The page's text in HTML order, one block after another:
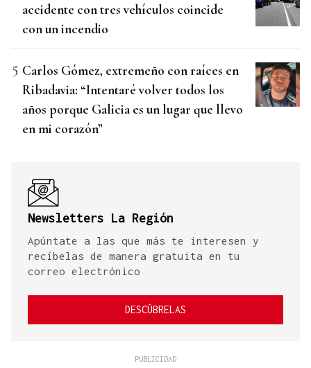
accidente con tres vehículos coincide
con un incendio
Carlos Gómez, extremeño con raíces en
Ribadavia: “Intentaré volver todos los
años porque Galicia es un lugar que llevo
en mi corazón”
Newsletters La Región
Apúntate a las que más te interesen y
recíbelas de manera gratuita en tu
correo electrónico
DESCÚBRELAS